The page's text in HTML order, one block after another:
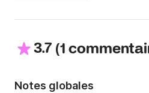
3.7 (1
Notes globales